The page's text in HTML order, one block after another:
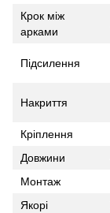
Крок між
арками
Підсилення
Накриття
Кріплення
Довжини
Монтаж
Якорі